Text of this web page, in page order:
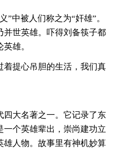
”中被人们称之为“奸雄”。
并世英雄。吓得刘备筷子都
雄。
着提心吊胆的生活，我们真
四大名著之一。它记录了东
个英雄辈出，崇尚建功立
雄人物。故事里有神机妙算